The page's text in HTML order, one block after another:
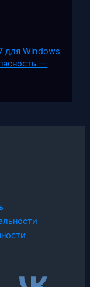
для Windows
—